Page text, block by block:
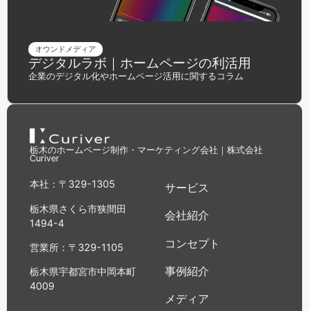
オウンドメディア
デジタルラボ｜ホームページの利活用
企業のデジタル化やホームページ活用に関するコラム
栃木のホームページ制作・マーケティング会社｜株式会社
Curiver
本社：〒329-1305
栃木県さくら市狭間田
1494-4
営業所：〒329-1105
栃木県宇都宮市中岡本町
4009
サービス
会社紹介
コンセプト
事例紹介
メディア